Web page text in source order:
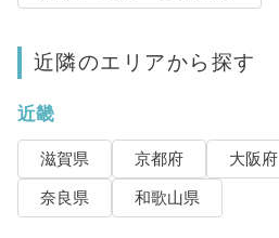
近隣のエリアから探す
近畿
滋賀県 京都府 大阪府
奈良県
和歌山県